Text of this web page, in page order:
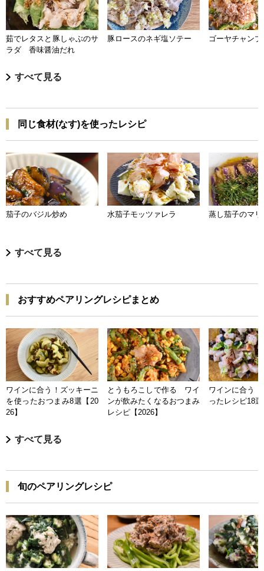
茹でレタスと豚しゃぶのサ
ラダ 香味醤油だれ
豚ロースのネギ塩ソテー ゴーヤチャン
すべて見る
同じ食材(なす)を使ったレシピ
茄子のバジル炒め 水茄子モッツァレラ 蒸し茄子のマリ
すべて見る
おすすめペアリングレシピまとめ
ワインに合う！ズッキーニ
を使ったおつまみ8選【20
26】
とうもろこしで作る ワイ
ンが飲みたくなるおつまみ
レシピ【2026】
ワインに合う
ったレシピ18
すべて見る
旬のペアリングレシピ